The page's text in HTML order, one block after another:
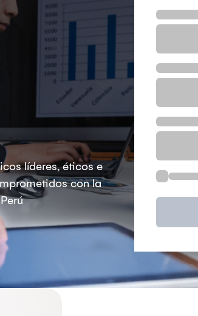
líderes, éticos e
con la